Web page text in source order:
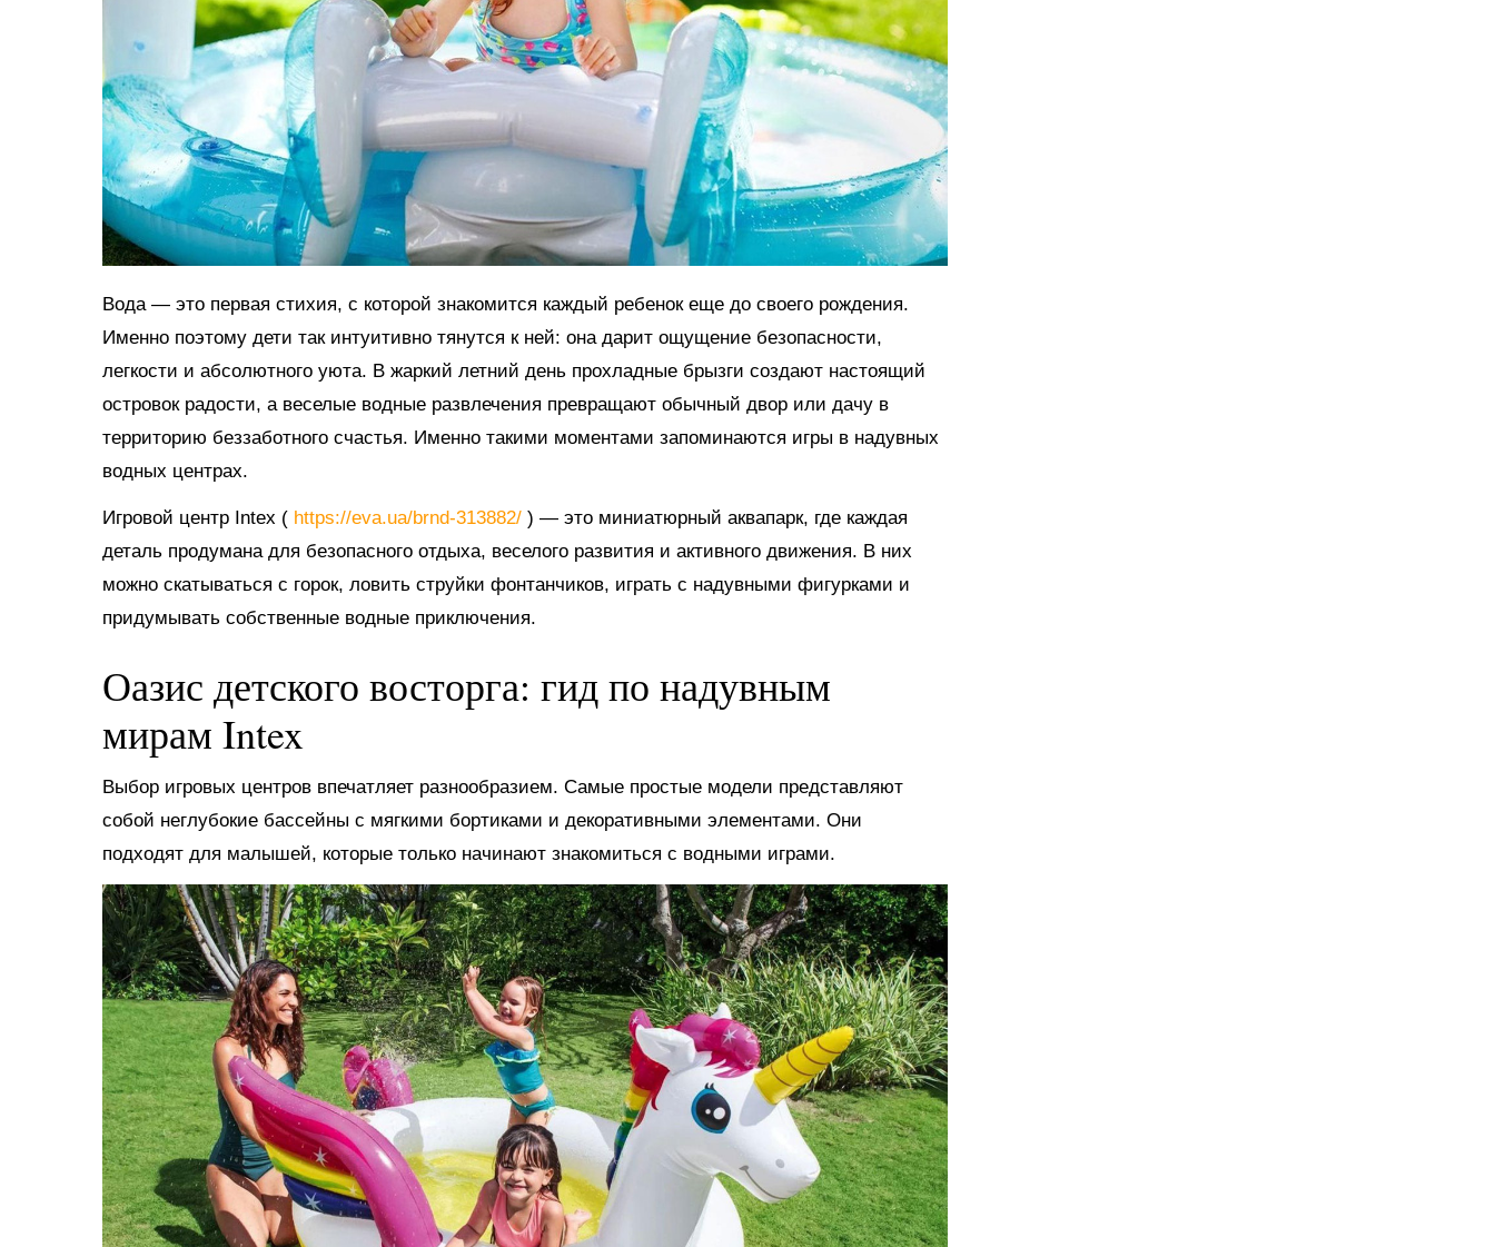
Вода — это первая стихия, с которой знакомится каждый ребенок еще до своего рождения.
Именно поэтому дети так интуитивно тянутся к ней: она дарит ощущение безопасности,
легкости и абсолютного уюта. В жаркий летний день прохладные брызги создают настоящий
островок радости, а веселые водные развлечения превращают обычный двор или дачу в
территорию беззаботного счастья. Именно такими моментами запоминаются игры в надувных
водных центрах.
Игровой центр Intex ( https://eva.ua/brnd-313882/ ) — это миниатюрный аквапарк, где каждая
деталь продумана для безопасного отдыха, веселого развития и активного движения. В них
можно скатываться с горок, ловить струйки фонтанчиков, играть с надувными фигурками и
придумывать собственные водные приключения.
Оазис детского восторга: гид по надувным
мирам Intex
Выбор игровых центров впечатляет разнообразием. Самые простые модели представляют
собой неглубокие бассейны с мягкими бортиками и декоративными элементами. Они
подходят для малышей, которые только начинают знакомиться с водными играми.